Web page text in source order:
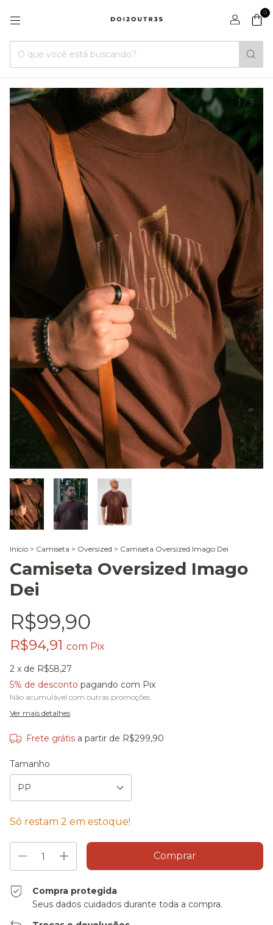
0
1 /3
Início > Camiseta > Oversized > Camiseta Oversized Imago Dei
Camiseta Oversized Imago
Dei
R$99,90
R$94,91 com Pix
2 x de R$58,27
5% de desconto pagando com Pix
Não acumulável com outras promoções
Ver mais detalhes
Frete grátis a partir de R$299,90
Tamanho
Só restam 2 em estoque!
Compra protegida
Seus dados cuidados durante toda a compra.